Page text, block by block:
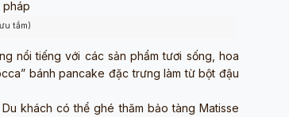
tầm)
nổi tiếng với các sản phẩm tươi sống, hoa
bánh pancake đặc trưng làm từ bột đậu
khách có thể ghé thăm bảo tàng Matisse